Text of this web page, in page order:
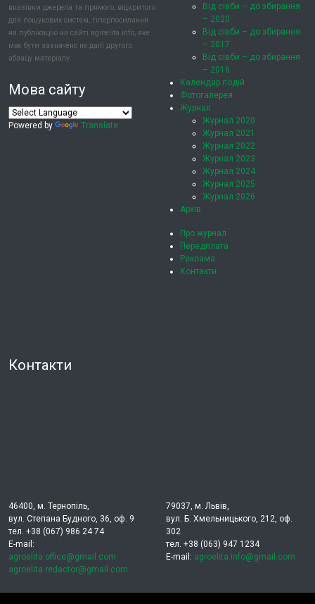
вказівки джерела та прямого, відкритого
для пошукових систем, гіперпосилання
на публікацію на сайті agroelita.info, яке
має бути зазначено не далі другого
абзацу матеріалу.
Мова сайту
Powered by Translate
Від сівби – до збирання
– 2020
Від сівби – до збирання
– 2017
Від сівби – до збирання
– 2016
Календар подій
Фотогалерея
Журнал
Журнал 2020
Журнал 2021
Журнал 2022
Журнал 2023
Журнал 2024
Журнал 2025
Журнал 2026
Архів
Про журнал
Передплата
Реклама
Контакти
Контакти
46400, м. Тернопіль,
вул. Степана Будного, 36, оф. 9
тел. +38 (067) 986 24 74
E-mail:
agroelita.office@gmail.com
agroelita.redactor@gmail.com
79037, м. Львів,
вул. Б. Хмельницького, 212, оф.
302
тел. +38 (063) 947 1234
E-mail: agroelita.info@gmail.com